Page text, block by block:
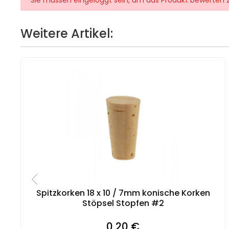
Weitere Artikel:
Spitzkorken 18 x 10 / 7mm konische Korken
Stöpsel Stopfen #2